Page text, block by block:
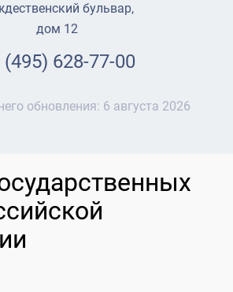
бульвар,
дом 12
(495) 628-77-00
обновления: 6 августа 2026